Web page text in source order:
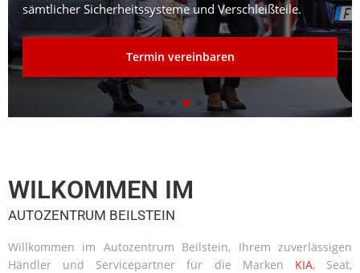
sämtlicher Sicherheitssysteme und Verschleißteile.
Termin vereinbaren
WILKOMMEN IM
AUTOZENTRUM BEILSTEIN
Willkommen im Autozentrum Beilstein, Ihrem zuverlässigen
Händler und Servicepartner für die Marken KIA, Seat,